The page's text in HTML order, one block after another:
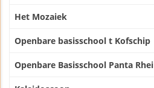
Het Mozaiek
Openbare basisschool t Kofschip
Openbare Basisschool Panta Rhei